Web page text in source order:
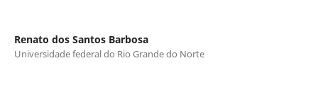
Renato dos Santos Barbosa
Universidade federal do Rio Grande do Norte